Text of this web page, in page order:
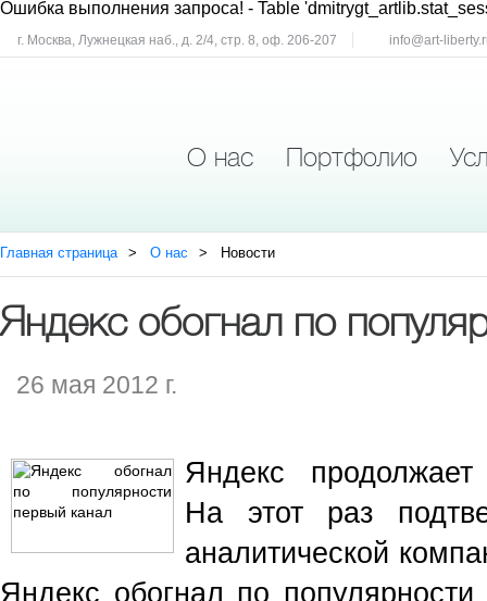
Ошибка выполнения запроса! - Table
г. Москва, Лужнецкая наб., д. 2/4, стр. 8, оф. 206-207 info@art-
О нас Портфолио
Главная страница О нас Новости
Яндекс обогнал по
26 мая 2012 г.
Яндекс
На этот раз
аналитической
Яндекс обогнал по